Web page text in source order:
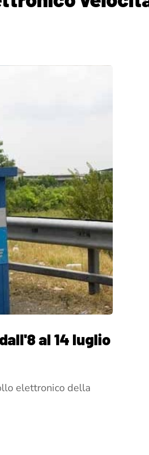
al 14 luglio
elettronico della